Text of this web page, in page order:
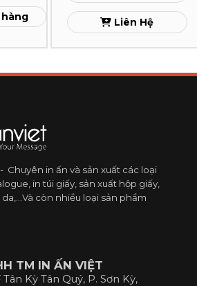
Xem
Liên Hệ
Chuyên in ấn và sản xuất các loại
in túi giấy, sản xuất hộp giấy,
da,...Và còn nhiều loại sản phẩm
TM IN ẤN VIỆT
Tân Kỳ Tân Quý, P. Sơn Kỳ,